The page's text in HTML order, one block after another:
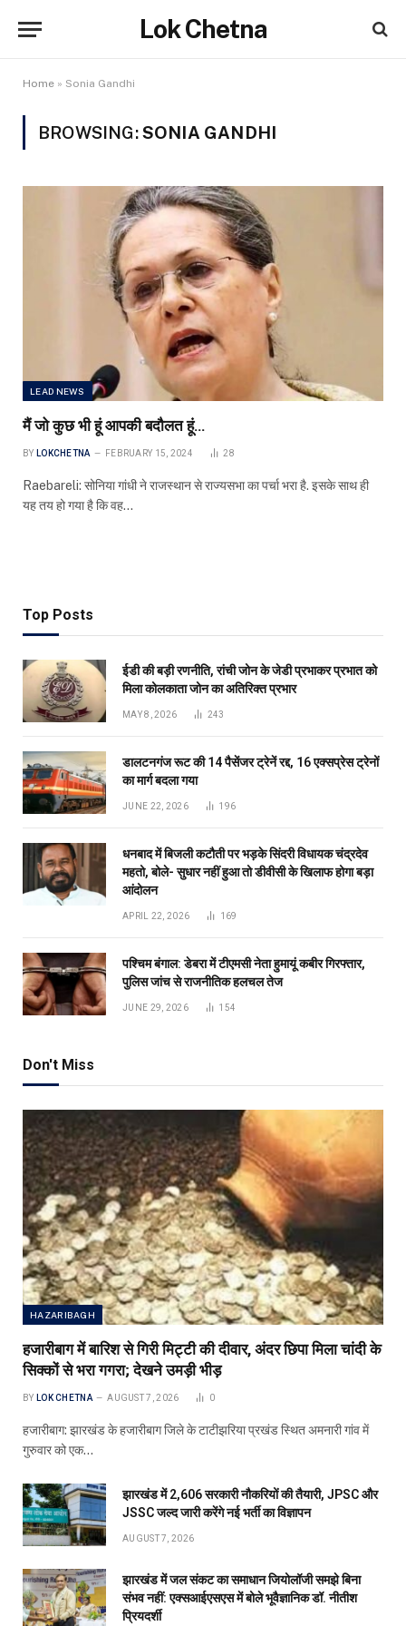
Lok Chetna
Home » Sonia Gandhi
BROWSING:SONIA GANDHI
LEAD NEWS
मैं जो कुछ भी हूं आपकी बदौलत हूं…
BY LOKCHETNA FEBRUARY 15, 2024 28
Raebareli: सोनिया गांधी ने राजस्थान से राज्यसभा का पर्चा भरा है. इसके साथ ही
यह तय हो गया है कि वह…
Top Posts
ईडी की बड़ी रणनीति, रांची जोन के जेडी प्रभाकर प्रभात को
मिला कोलकाता जोन का अतिरिक्त प्रभार
MAY 8, 2026 243
डालटनगंज रूट की 14 पैसेंजर ट्रेनें रद्द, 16 एक्सप्रेस ट्रेनों
का मार्ग बदला गया
JUNE 22, 2026 196
धनबाद में बिजली कटौती पर भड़के सिंदरी विधायक चंद्रदेव
महतो, बोले- सुधार नहीं हुआ तो डीवीसी के खिलाफ होगा बड़ा
आंदोलन
APRIL 22, 2026 169
पश्चिम बंगाल: डेबरा में टीएमसी नेता हुमायूं कबीर गिरफ्तार,
पुलिस जांच से राजनीतिक हलचल तेज
JUNE 29, 2026 154
Don't Miss
HAZARIBAGH
हजारीबाग में बारिश से गिरी मिट्टी की दीवार, अंदर छिपा मिला चांदी के
सिक्कों से भरा गगरा; देखने उमड़ी भीड़
BY LOK CHETNA AUGUST 7, 2026 0
हजारीबाग: झारखंड के हजारीबाग जिले के टाटीझरिया प्रखंड स्थित अमनारी गांव में
गुरुवार को एक…
झारखंड में 2,606 सरकारी नौकरियों की तैयारी, JPSC और
JSSC जल्द जारी करेंगे नई भर्ती का विज्ञापन
AUGUST 7, 2026
झारखंड में जल संकट का समाधान जियोलॉजी समझे बिना
संभव नहीं: एक्सआईएसएस में बोले भूवैज्ञानिक डॉ. नीतीश
प्रियदर्शी